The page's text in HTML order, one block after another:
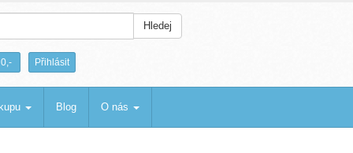
Hledej
0,- Přihlásit
Blog O nás